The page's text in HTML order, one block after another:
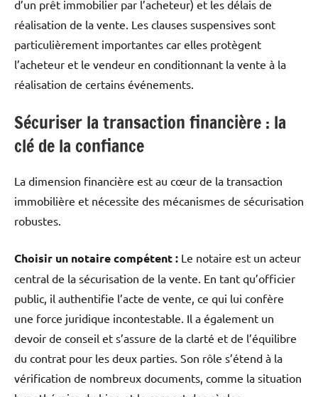
d’un prêt immobilier par l’acheteur) et les délais de
réalisation de la vente. Les clauses suspensives sont
particulièrement importantes car elles protègent
l’acheteur et le vendeur en conditionnant la vente à la
réalisation de certains événements.
Sécuriser la transaction financière : la
clé de la confiance
La dimension financière est au cœur de la transaction
immobilière et nécessite des mécanismes de sécurisation
robustes.
Choisir un notaire compétent : Le notaire est un acteur
central de la sécurisation de la vente. En tant qu’officier
public, il authentifie l’acte de vente, ce qui lui confère
une force juridique incontestable. Il a également un
devoir de conseil et s’assure de la clarté et de l’équilibre
du contrat pour les deux parties. Son rôle s’étend à la
vérification de nombreux documents, comme la situation